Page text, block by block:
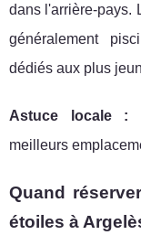
dans l'arrière-pays.
généralement
dédiés aux plus
Astuce locale :
meilleurs
Quand
étoiles à